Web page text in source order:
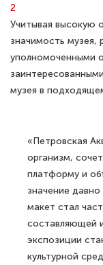
Учитывая высокую
значимость музея,
уполномоченными
музея в
«Петровская
организм,
платформу и
значение
макет стал
составляющей
экспозиции
культурной